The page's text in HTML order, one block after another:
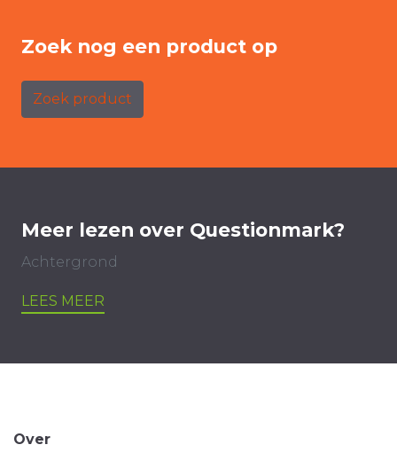
Zoek nog een product op
Zoek product
Meer lezen over Questionmark?
Achtergrond
LEES MEER
Over